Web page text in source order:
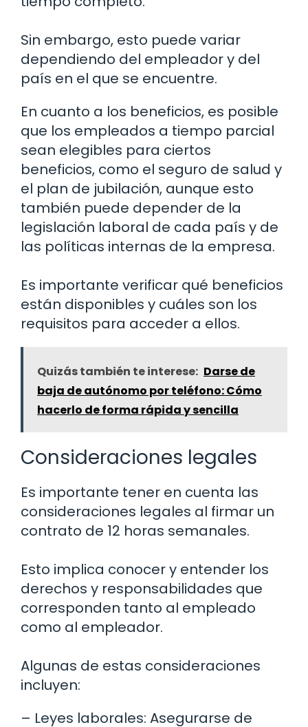
Sin embargo, esto puede variar
dependiendo del empleador y del
país en el que se encuentre.
En cuanto a los beneficios, es posible
que los empleados a tiempo parcial
sean elegibles para ciertos
beneficios, como el seguro de salud y
el plan de jubilación, aunque esto
también puede depender de la
legislación laboral de cada país y de
las políticas internas de la empresa.
Es importante verificar qué beneficios
están disponibles y cuáles son los
requisitos para acceder a ellos.
Quizás también te interese: Darse de
baja de autónomo por teléfono: Cómo
hacerlo de forma rápida y sencilla
Consideraciones legales
Es importante tener en cuenta las
consideraciones legales al firmar un
contrato de 12 horas semanales.
Esto implica conocer y entender los
derechos y responsabilidades que
corresponden tanto al empleado
como al empleador.
Algunas de estas consideraciones
incluyen:
– Leyes laborales: Asegurarse de